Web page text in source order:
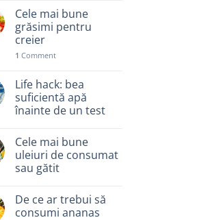
Cele mai bune
grăsimi pentru
creier
1 Comment
Life hack: bea
suficientă apă
înainte de un test
Cele mai bune
uleiuri de consumat
sau gătit
De ce ar trebui să
consumi ananas